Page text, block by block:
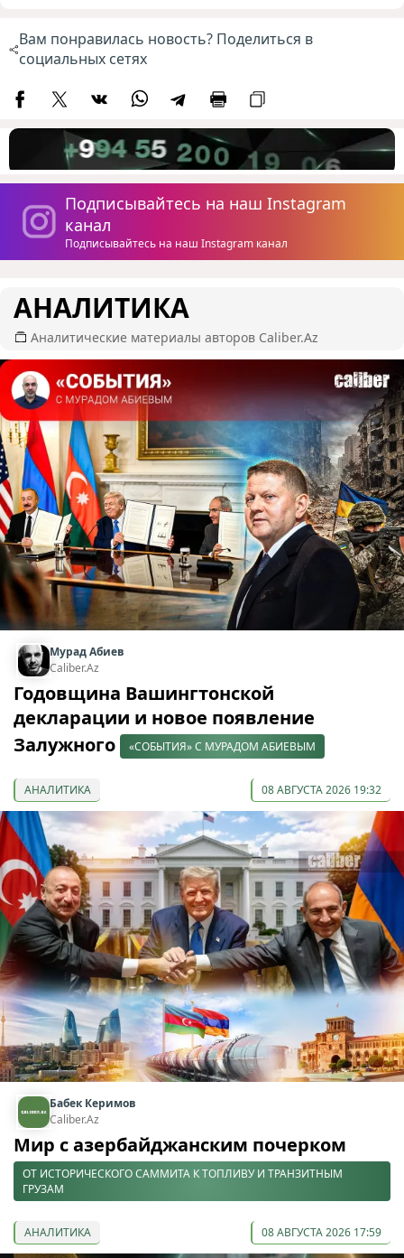
Вам понравилась новость? Поделиться в
социальных сетях
Подписывайтесь на наш Instagram
канал
Подписывайтесь на наш Instagram канал
АНАЛИТИКА
Аналитические материалы авторов Caliber.Az
Мурад Абиев
Caliber.Az
Годовщина Вашингтонской
декларации и новое появление
Залужного
«СОБЫТИЯ» С МУРАДОМ АБИЕВЫМ
АНАЛИТИКА 08 АВГУСТА 2026 19:32
Бабек Керимов
Caliber.Az
Мир с азербайджанским почерком
ОТ ИСТОРИЧЕСКОГО САММИТА К ТОПЛИВУ И ТРАНЗИТНЫМ
ГРУЗАМ
АНАЛИТИКА 08 АВГУСТА 2026 17:59